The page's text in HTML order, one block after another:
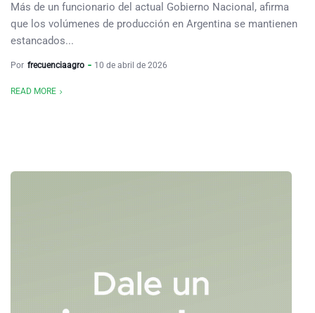
Más de un funcionario del actual Gobierno Nacional, afirma
que los volúmenes de producción en Argentina se mantienen
estancados...
Por frecuenciaagro 10 de abril de 2026
READ MORE